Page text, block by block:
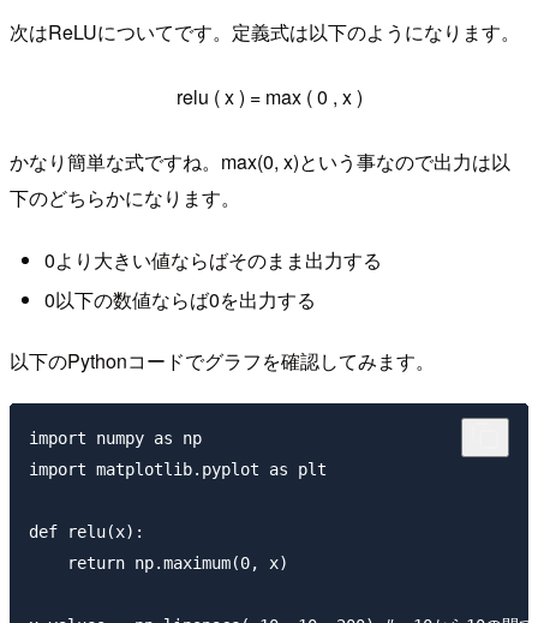
次はReLUについてです。定義式は以下のようになります。
relu (x) = max (0 , x)
かなり簡単な式ですね。max(0, x)という事なので出力は以
下のどちらかになります。
0より大きい値ならばそのまま出力する
0以下の数値ならば0を出力する
以下のPythonコードでグラフを確認してみます。
import numpy as np
import matplotlib.pyplot as plt
def relu(x):
    return np.maximum(0, x)